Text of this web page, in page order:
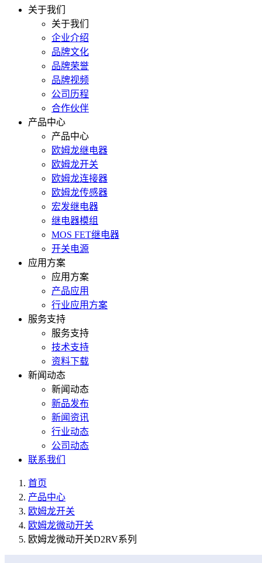
关于我们
关于我们
企业介绍
品牌文化
品牌荣誉
品牌视频
公司历程
合作伙伴
产品中心
产品中心
欧姆龙继电器
欧姆龙开关
欧姆龙连接器
欧姆龙传感器
宏发继电器
继电器模组
MOS FET继电器
开关电源
应用方案
应用方案
产品应用
行业应用方案
服务支持
服务支持
技术支持
资料下载
新闻动态
新闻动态
新品发布
新闻资讯
行业动态
公司动态
联系我们
首页
产品中心
欧姆龙开关
欧姆龙微动开关
欧姆龙微动开关D2RV系列